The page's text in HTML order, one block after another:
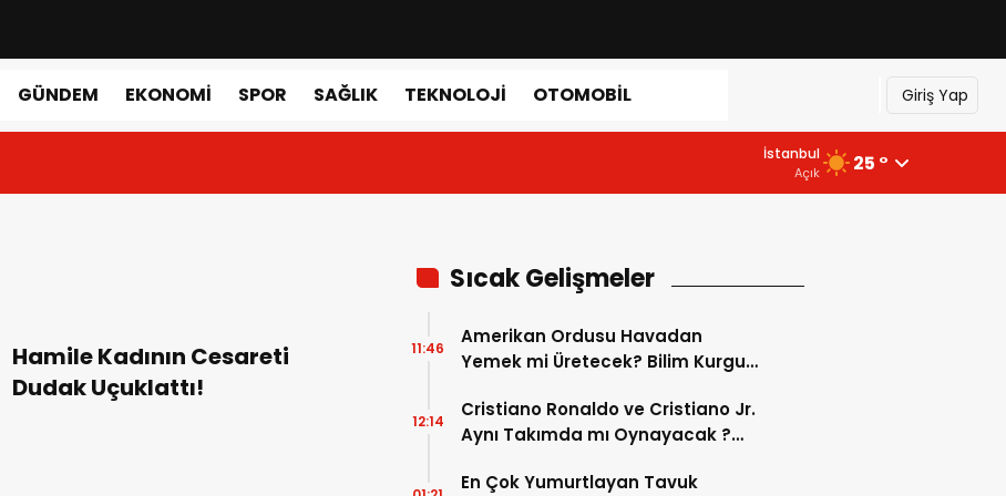
GÜNDEM EKONOMI SPOR SAĞLIK TEKNOLOJI OTOMOBIL Giriş Yap
İstanbul
Açık 25 °
Hamile Kadının Cesareti
Dudak Uçuklattı!
Sıcak Gelişmeler
Amerikan Ordusu Havadan
Yemek mi Üretecek? Bilim Kurgu
11:46
Cristiano Ronaldo ve Cristiano Jr.
Aynı Takımda mı Oynayacak ?
Dönemimi Başlıyor ?
12:14
En Çok Yumurtlayan Tavuk